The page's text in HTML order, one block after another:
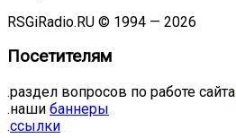
RSGiRadio.RU © 1994 — 2026
Посетителям
.раздел вопросов по работе сайта
.наши баннеры
.ссылки